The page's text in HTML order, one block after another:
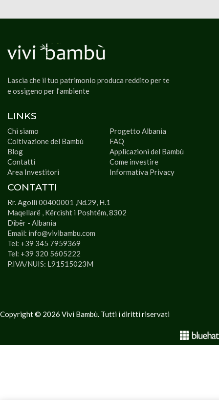
Lascia che il tuo patrimonio produca reddito per te
e ossigeno per l’ambiente
LINKS
Chi siamo
Progetto Albania
Coltivazione del Bambù
FAQ
Blog
Applicazioni del Bambù
Contatti
Come investire
Area Investitori
Informativa Privacy
CONTATTI
Rr. Agolli 00400001 ,Nd.29, H.1
Maqellarë , Kërcisht i Poshtëm, 8302
Dibër - Albania
Email: info@vivibambu.com
Tel: +39 345 7959369
Tel: +39 320 5605222
P.IVA/NUIS: L91515023M
Copyright © 2026 Vivi Bambù. Tutti i diritti riservati